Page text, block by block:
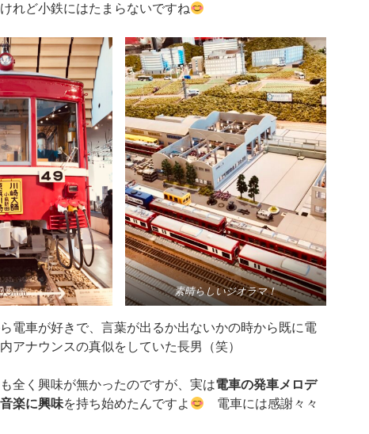
れど小鉄にはたまらないですね
素晴らしいジオラマ！
電車が好きで、言葉が出るか出ないかの時から既に電
アナウンスの真似をしていた長男（笑）
全く興味が無かったのですが、実は電車の発車メロデ
楽に興味を持ち始めたんですよ
電車には感謝々々